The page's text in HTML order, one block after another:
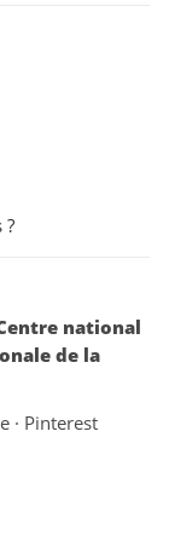
?
national
de la
· Pinterest